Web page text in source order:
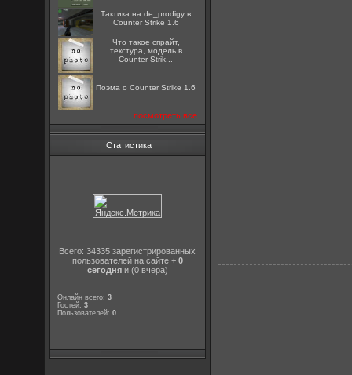
Тактика на de_prodigy в
Counter Strike 1.6
Что такое спрайт,
текстура, модель в
Counter Strik...
Поэма о Counter Strike 1.6
посмотреть все
Статистика
Всего: 34335 зарегистрированных
пользователей на сайте + 0
сегодняи (0 вчера)
Онлайн всего:3
Гостей:3
Пользователей:0